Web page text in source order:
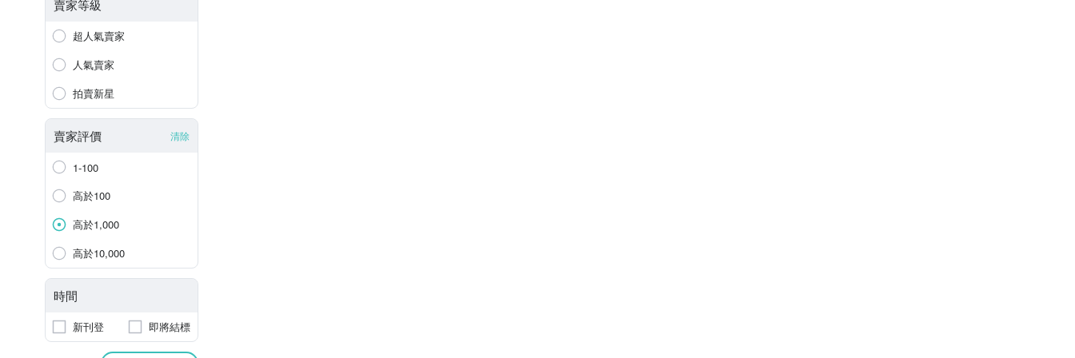
賣家等級
超人氣賣家
人氣賣家
拍賣新星
賣家評價 清除
1-100
高於100
高於1,000
高於10,000
時間
新刊登 即將結標